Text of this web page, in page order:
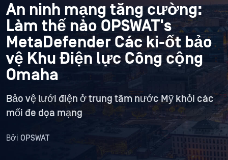
An ninh mạng tăng cường:
Làm thế nào OPSWAT's
MetaDefender Các ki-ốt bảo
vệ Khu Điện lực Công cộng
Omaha
Bảo vệ lưới điện ở trung tâm nước Mỹ khỏi các
mối đe dọa mạng
Bởi OPSWAT